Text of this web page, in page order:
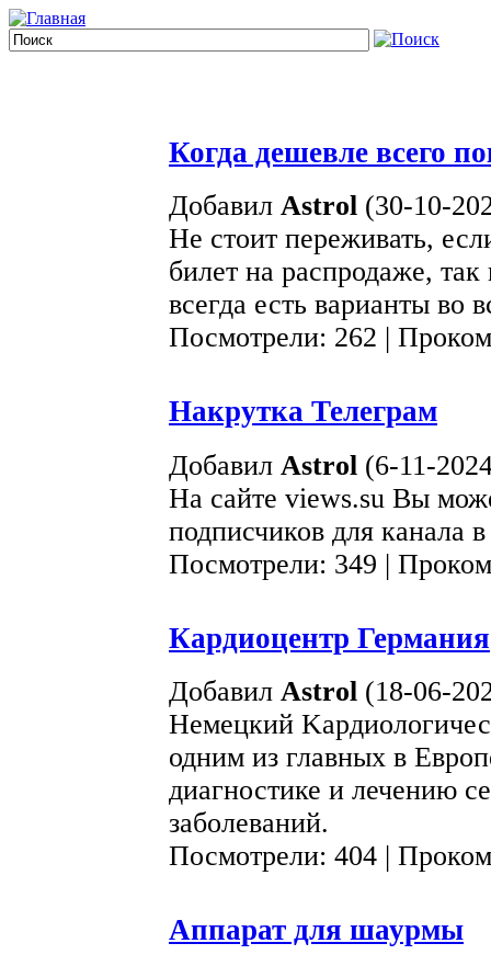
Когда дешевле всего
Добавил Astrol (30-10-
Не стоит переживать,
билет на распродаже,
всегда есть варианты во
Посмотрели: 262 |
Накрутка Телеграм
Добавил Astrol (6-11-
На сайте views.su Вы
подписчиков для канала
Посмотрели: 349 |
Кардиоцентр Германия
Добавил Astrol (18-06-
Немецкий
одним из главных в
диагностике и лечению
заболеваний.
Посмотрели: 404 |
Аппарат для шаурмы